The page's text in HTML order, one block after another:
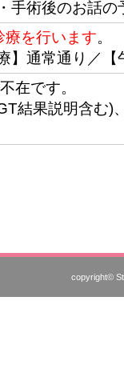
手術後のお話
療を行います。
】通常通り／
在です。
結果説明含む)
copyright©